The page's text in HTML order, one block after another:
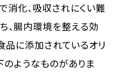
消化、吸収されにくい難
、腸内環境を整える効
品に添加されているオリ
のようなものがありま